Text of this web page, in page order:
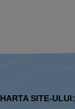
HARTA SITE-ULUI: